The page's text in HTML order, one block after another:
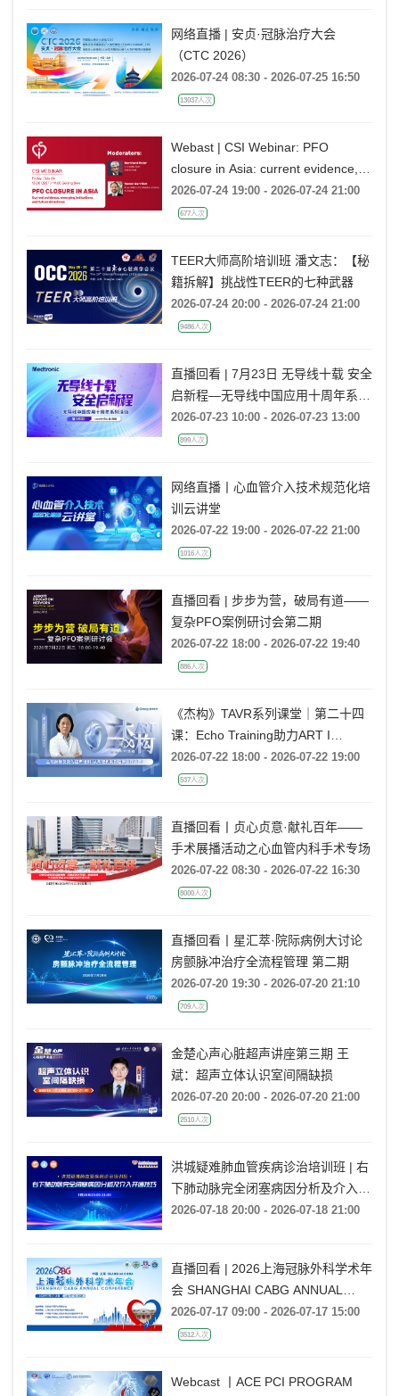
网络直播 | 安贞·冠脉治疗大会
（CTC 2026）
2026-07-24 08:30 - 2026-07-25 16:50
13037人次
Webast | CSI Webinar: PFO
closure in Asia: current evidence,
emerging indications and future
directions
2026-07-24 19:00 - 2026-07-24 21:00
677人次
TEER大师高阶培训班 潘文志：【秘
籍拆解】挑战性TEER的七种武器
2026-07-24 20:00 - 2026-07-24 21:00
9486人次
直播回看 | 7月23日 无导线十载 安全
启新程—无导线中国应用十周年系列
活动
2026-07-23 10:00 - 2026-07-23 13:00
899人次
网络直播丨心血管介入技术规范化培
训云讲堂
2026-07-22 19:00 - 2026-07-22 21:00
1016人次
直播回看 | 步步为营，破局有道——
复杂PFO案例研讨会第二期
2026-07-22 18:00 - 2026-07-22 19:40
886人次
《杰构》TAVR系列课堂｜第二十四
课：Echo Training助力ART I
Rebecca T. Hahn教授《主动脉瓣反
流的超声培训：从病理机制到临床诊
2026-07-22 18:00 - 2026-07-22 19:00
537人次
直播回看丨贞心贞意·献礼百年——
手术展播活动之心血管内科手术专场
2026-07-22 08:30 - 2026-07-22 16:30
8000人次
直播回看丨星汇萃·院际病例大讨论
房颤脉冲治疗全流程管理 第二期
2026-07-20 19:30 - 2026-07-20 21:10
709人次
金楚心声心脏超声讲座第三期 王
斌：超声立体认识室间隔缺损
2026-07-20 20:00 - 2026-07-20 21:00
2510人次
洪城疑难肺血管疾病诊治培训班 | 右
下肺动脉完全闭塞病因分析及介入开
通技巧
2026-07-18 20:00 - 2026-07-18 21:00
直播回看 | 2026上海冠脉外科学术年
会 SHANGHAI CABG ANNUAL
CONFERENCE
2026-07-17 09:00 - 2026-07-17 15:00
3512人次
Webcast 丨ACE PCI PROGRAM